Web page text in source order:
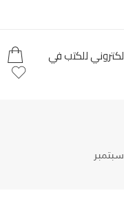
سبتمبر